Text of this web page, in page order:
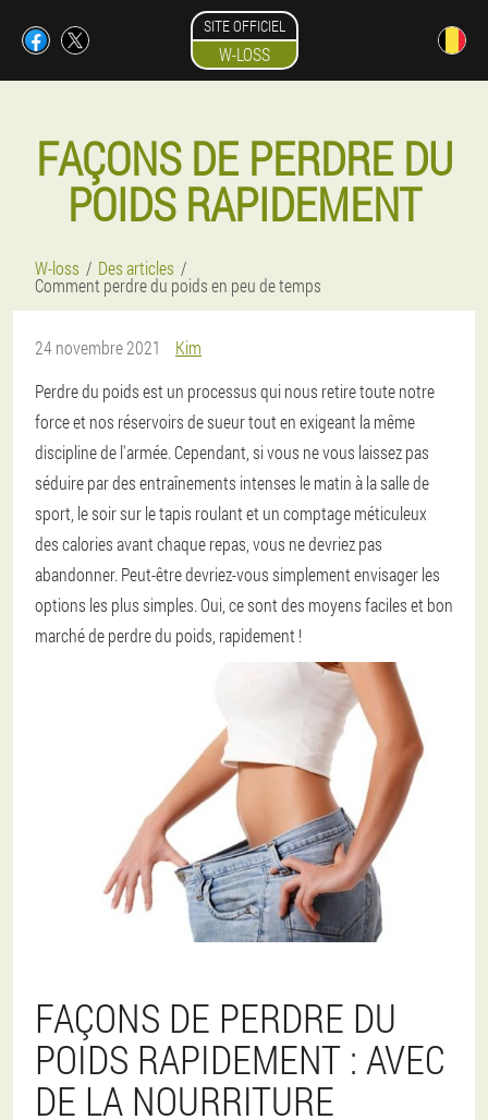
SITE OFFICIEL
W-LOSS
FAÇONS DE PERDRE DU
POIDS RAPIDEMENT
W-loss Des articles
Comment perdre du poids en peu de temps
24 novembre 2021
Kim
Perdre du poids est un processus qui nous retire toute notre
force et nos réservoirs de sueur tout en exigeant la même
discipline de l'armée. Cependant, si vous ne vous laissez pas
séduire par des entraînements intenses le matin à la salle de
sport, le soir sur le tapis roulant et un comptage méticuleux
des calories avant chaque repas, vous ne devriez pas
abandonner. Peut-être devriez-vous simplement envisager les
options les plus simples. Oui, ce sont des moyens faciles et bon
marché de perdre du poids, rapidement !
FAÇONS DE PERDRE DU
POIDS RAPIDEMENT : AVEC
DE LA NOURRITURE